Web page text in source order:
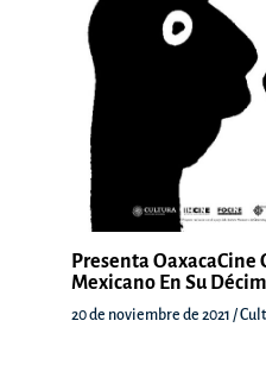
Presenta OaxacaCine
Mexicano En Su
20 de noviembre de 2021 /